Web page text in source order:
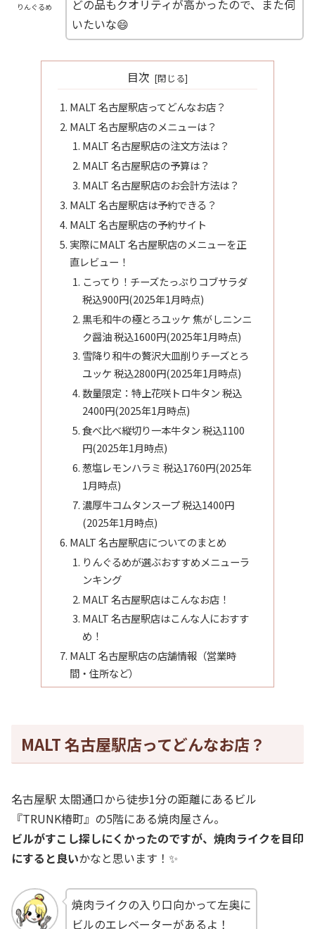
りんぐるめ
どの品もクオリティが高かったので、また伺
いたいな😄
目次
MALT 名古屋駅店ってどんなお店？
MALT 名古屋駅店のメニューは？
MALT 名古屋駅店の注文方法は？
MALT 名古屋駅店の予算は？
MALT 名古屋駅店のお会計方法は？
MALT 名古屋駅店は予約できる？
MALT 名古屋駅店の予約サイト
実際にMALT 名古屋駅店のメニューを正
直レビュー！
こってり！チーズたっぷりコブサラダ
税込900円(2025年1月時点)
黒毛和牛の極とろユッケ 焦がしニンニ
ク醤油 税込1600円(2025年1月時点)
雪降り和牛の贅沢大皿削りチーズとろ
ユッケ 税込2800円(2025年1月時点)
数量限定：特上花咲トロ牛タン 税込
2400円(2025年1月時点)
食べ比べ縦切り一本牛タン 税込1100
円(2025年1月時点)
葱塩レモンハラミ 税込1760円(2025年
1月時点)
濃厚牛コムタンスープ 税込1400円
(2025年1月時点)
MALT 名古屋駅店についてのまとめ
りんぐるめが選ぶおすすめメニューラ
ンキング
MALT 名古屋駅店はこんなお店！
MALT 名古屋駅店はこんな人におすす
め！
MALT 名古屋駅店の店舗情報（営業時
間・住所など）
MALT 名古屋駅店ってどんなお店？
名古屋駅 太閤通口から徒歩1分の距離にあるビル
『TRUNK椿町』の5階にある焼肉屋さん。
ビルがすこし探しにくかったのですが、焼肉ライクを目印
にすると良いかなと思います！✨
焼肉ライクの入り口向かって左奥に
ビルのエレベーターがあるよ！